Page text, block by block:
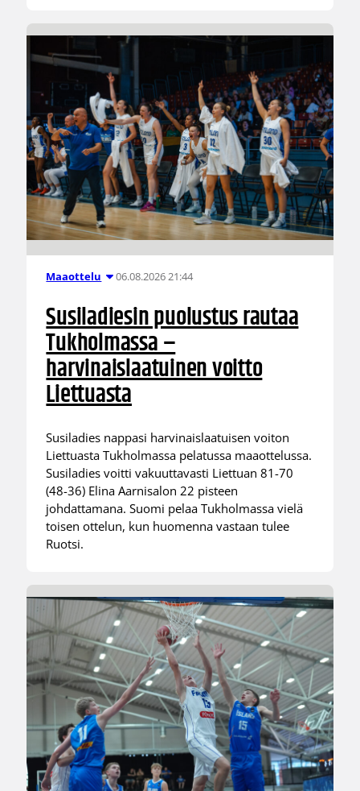
Maaottelu 06.08.2026 21:44
Susiladiesin puolustus rautaa
Tukholmassa –
harvinaislaatuinen voitto
Liettuasta
Susiladies nappasi harvinaislaatuisen voiton
Liettuasta Tukholmassa pelatussa maaottelussa.
Susiladies voitti vakuuttavasti Liettuan 81-70
(48-36) Elina Aarnisalon 22 pisteen
johdattamana. Suomi pelaa Tukholmassa vielä
toisen ottelun, kun huomenna vastaan tulee
Ruotsi.